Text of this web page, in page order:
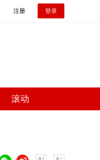
注册 登录
滚动